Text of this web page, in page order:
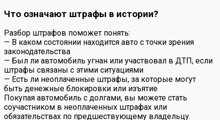
Что означают штрафы в истории?
Разбор штрафов поможет понять:
— В каком состоянии находится авто с точки зрения
законодательства
— Был ли автомобиль угнан или участвовал в ДТП, если
штрафы связаны с этими ситуациями
— Есть ли неоплаченные штрафы, за которые могут
быть денежные блокировки или изъятие
Покупая автомобиль с долгами, вы можете стать
соучастником в неоплаченных штрафах или
обязательствах по предшествующему владельцу.